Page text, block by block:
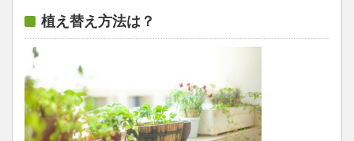
植え替え方法は？